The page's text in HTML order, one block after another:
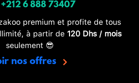
+212 6 888 73407
premium et profite de tous
à partir de 120 Dhs / mois
seulement 😎
nos offres